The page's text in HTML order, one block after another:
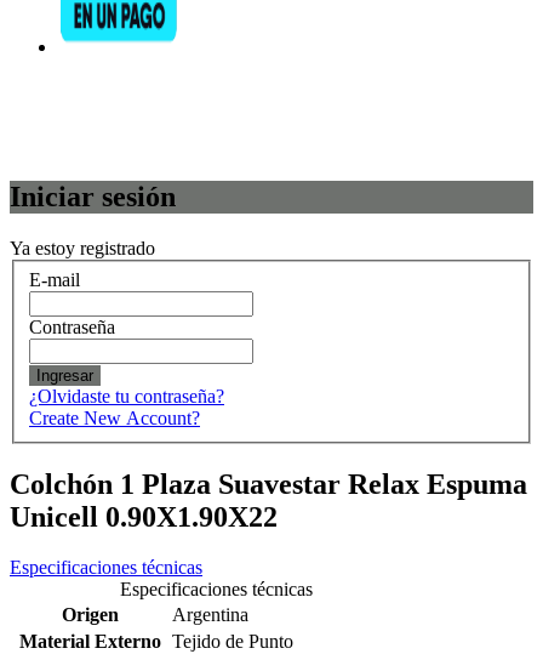
Iniciar sesión
Ya estoy registrado
E-mail
Contraseña
Ingresar
¿Olvidaste tu contraseña?
Create New Account?
Colchón 1 Plaza Suavestar Relax Espuma
Unicell 0.90X1.90X22
Especificaciones técnicas
Especificaciones técnicas
Origen
Argentina
Material Externo Tejido de Punto